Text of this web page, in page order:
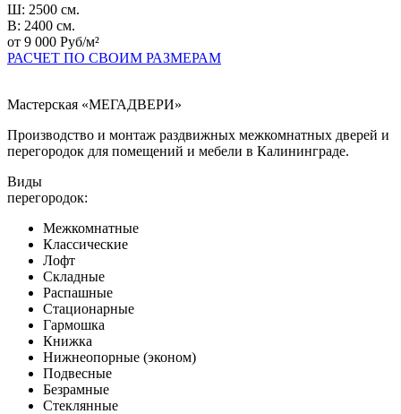
Ш: 2500 см.
В: 2400 см.
от 9 000 Руб/м²
РАСЧЕТ ПО СВОИМ РАЗМЕРАМ
Мастерская «МЕГАДВЕРИ»
Производство и монтаж раздвижных межкомнатных дверей и
перегородок для помещений и мебели в Калининграде.
Виды
перегородок:
Межкомнатные
Классические
Лофт
Складные
Распашные
Стационарные
Гармошка
Книжка
Нижнеопорные (эконом)
Подвесные
Безрамные
Стеклянные